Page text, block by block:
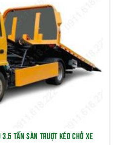
TẤN SÀN TRƯỢT KÉO CHỞ XE